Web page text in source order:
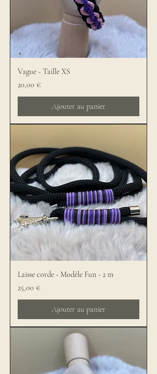
Vague - Taille XS
Prix
20,00 €
Ajouter au panier
Laisse corde - Modèle Fun - 2 m
Prix
25,00 €
Ajouter au panier